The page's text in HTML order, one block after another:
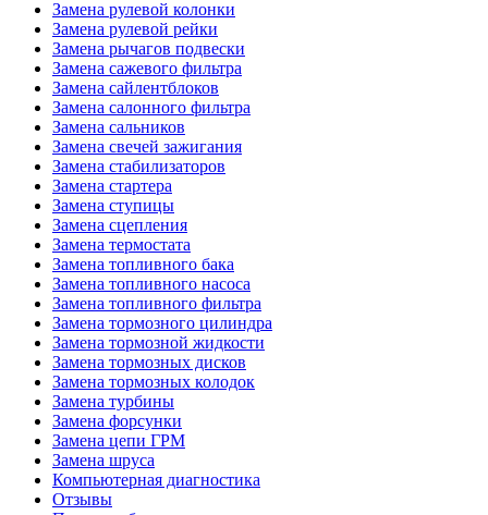
Замена рулевой колонки
Замена рулевой рейки
Замена рычагов подвески
Замена сажевого фильтра
Замена сайлентблоков
Замена салонного фильтра
Замена сальников
Замена свечей зажигания
Замена стабилизаторов
Замена стартера
Замена ступицы
Замена сцепления
Замена термостата
Замена топливного бака
Замена топливного насоса
Замена топливного фильтра
Замена тормозного цилиндра
Замена тормозной жидкости
Замена тормозных дисков
Замена тормозных колодок
Замена турбины
Замена форсунки
Замена цепи ГРМ
Замена шруса
Компьютерная диагностика
Отзывы